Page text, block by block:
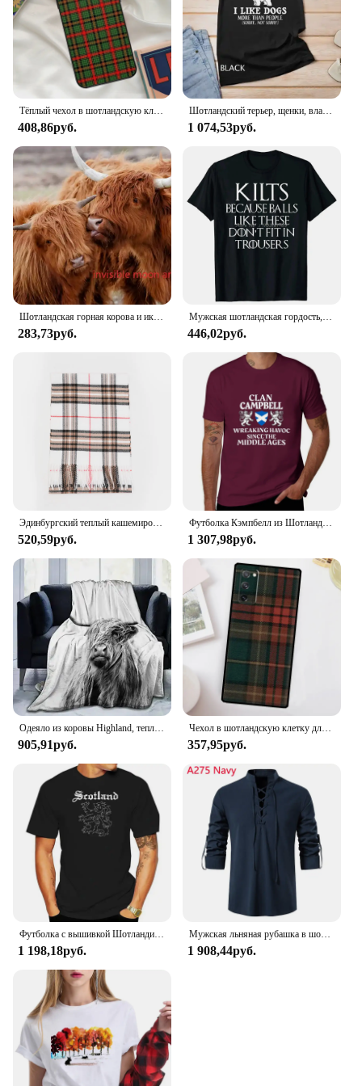
408,86руб.
Шотландский терьер, щенки, владелец, влюбленная футболка унисекс
1 074,53руб.
283,73руб. 446,02руб.
520,59руб.
Футболка Кэмпбелл из Шотландской семьи с названием Шотландии, Льва, быстросохнущие облегающие футболки для мужчин
1 307,98руб.
Одеяло из коровы Highland, теплое удобное покрывало с изображением животных Шотландии, шотландских рогов, быка, крупного рогатого скота для всех сезонов, для кровати, дивана
905,91руб.
Чехол в шотландскую клетку для Samsung Galaxy S24 Ultra S21 S22 S23 Plus S20 FE S8 S9 S10 Note 10 20
357,95руб.
Футболка с вышивкой Шотландии, шотландский новый лев, флаг страны, верх спецодежды
1 198,18руб.
Мужская льняная рубашка в шотландском стиле Jacobite Ghillie Kilt, средневековая в готическом стиле, стиле ренессанс, мужская рубашка на шнуровке, костюм пирата, футболка
1 908,44руб.